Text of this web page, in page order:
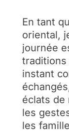
En tant
oriental,
journée
traditions
instant
éclats de
les
les